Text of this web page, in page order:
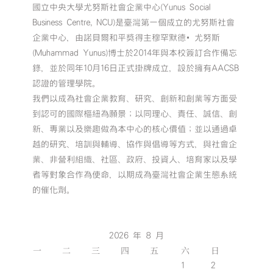
國立中央大學尤努斯社會企業中心(Yunus Social
Business Centre, NCU)是臺灣第一個成立的尤努斯社會
企業中心，由諾貝爾和平獎得主穆罕默德•尤努斯
(Muhammad Yunus)博士於2014年與本校簽訂合作備忘
錄，並於同年10月16日正式掛牌成立，設於擁有AACSB
認證的管理學院。
我們以成為社會企業教育、研究、創新和創業等方面受
到認可的國際樞紐為願景；以同理心、責任、誠信、創
新、專業以及樂趣做為本中心的核心價值；並以通過卓
越的研究、培訓與輔導、協作與倡導等方式，與社會企
業、非營利組織、社區、政府、投資人、培育家以及學
者等對象合作為使命，以期成為臺灣社會企業生態系統
的催化劑。
2026 年 8 月
一 二 三 四 五 六 日
1
2